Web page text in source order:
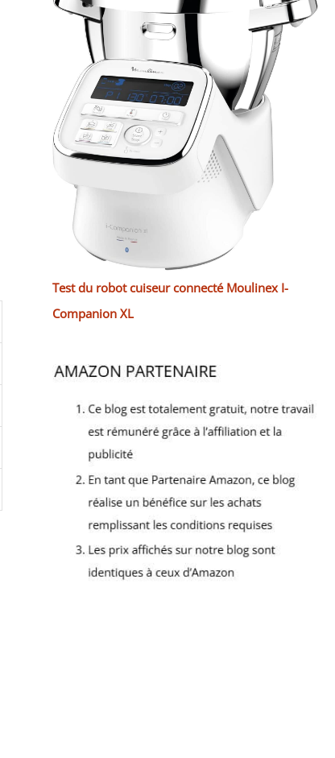
Test du robot cuiseur connecté Moulinex I-
Companion XL